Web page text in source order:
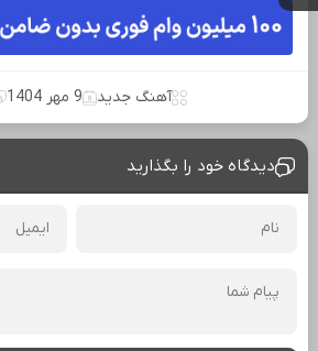
آهنگ جدید 9 مهر 1404
دیدگاه خود را بگذارید